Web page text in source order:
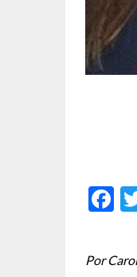
Por